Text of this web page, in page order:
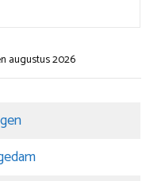
augustus 2026